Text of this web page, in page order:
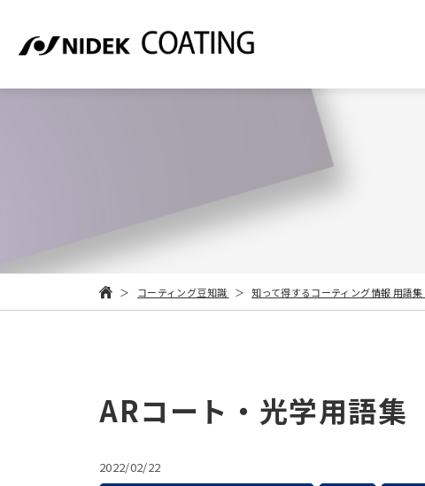
コーティング豆知識 知って得するコーティング情報 用語集
ARコート・光学用語集
2022/02/22